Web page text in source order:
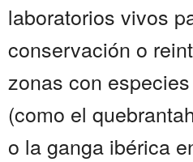
laboratorios vivos
conservación o
zonas con
(como el
o la ganga ibérica